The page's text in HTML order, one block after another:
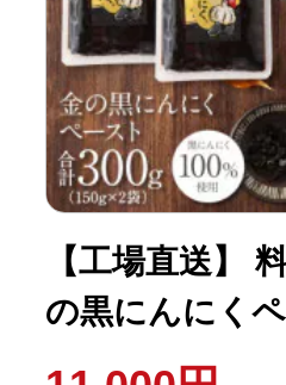
【工場直送】
の黒にんにく
300g (150g×2)